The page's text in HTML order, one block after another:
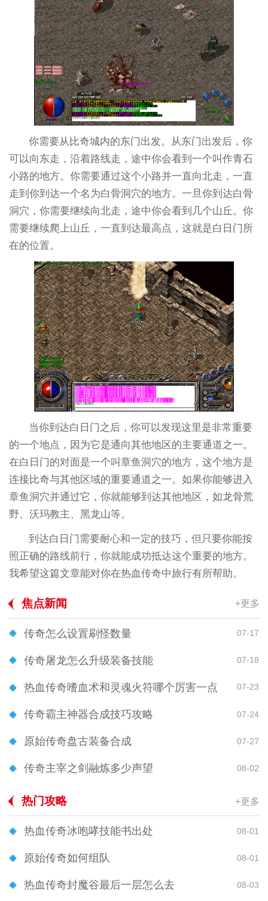
你需要从比奇城内的东门出发。从东门出发后，你
可以向东走，沿着路线走，途中你会看到一个叫作青石
小路的地方。你需要通过这个小路并一直向北走，一直
走到你到达一个名为白骨洞穴的地方。一旦你到达白骨
洞穴，你需要继续向北走，途中你会看到几个山丘。你
需要继续爬上山丘，一直到达最高点，这就是白日门所
在的位置。
当你到达白日门之后，你可以发现这里是非常重要
的一个地点，因为它是通向其他地区的主要通道之一。
在白日门的对面是一个叫章鱼洞穴的地方，这个地方是
连接比奇与其他区域的重要通道之一。如果你能够进入
章鱼洞穴并通过它，你就能够到达其他地区，如龙骨荒
野、沃玛教主、黑龙山等。
到达白日门需要耐心和一定的技巧，但只要你能按
照正确的路线前行，你就能成功抵达这个重要的地方。
我希望这篇文章能对你在热血传奇中旅行有所帮助。
焦点新闻 +更多
传奇怎么设置刷怪数量 07-17
传奇屠龙怎么升级装备技能 07-18
热血传奇嗜血术和灵魂火符哪个厉害一点 07-23
传奇霸主神器合成技巧攻略 07-24
原始传奇盘古装备合成 07-27
传奇主宰之剑融炼多少声望 08-02
热门攻略 +更多
热血传奇冰咆哮技能书出处 08-01
原始传奇如何组队 08-01
热血传奇封魔谷最后一层怎么去 08-03